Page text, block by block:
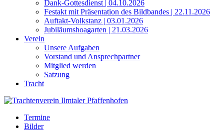
Dank-Gottesdienst | 04.10.2026
Festakt mit Präsentation des Bildbandes | 22.11.2026
Auftakt-Volkstanz | 03.01.2026
Jubiläumshoagarten | 21.03.2026
Verein
Unsere Aufgaben
Vorstand und Ansprechpartner
Mitglied werden
Satzung
Tracht
Termine
Bilder